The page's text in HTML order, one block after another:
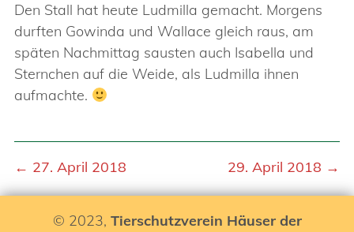
Den Stall hat heute Ludmilla gemacht. Morgens
durften Gowinda und Wallace gleich raus, am
späten Nachmittag sausten auch Isabella und
Sternchen auf die Weide, als Ludmilla ihnen
aufmachte.
← 27. April 2018 29. April 2018 →
© 2023, Tierschutzverein Häuser der